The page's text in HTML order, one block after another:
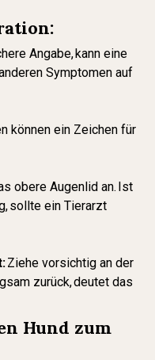
Angabe, kann eine
Symptomen auf
können ein Zeichen für
obere Augenlid an. Ist
sollte ein Tierarzt
Ziehe vorsichtig an der
zurück, deutet das
Hund zum